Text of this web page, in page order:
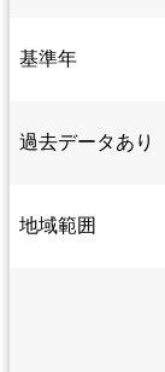
基準年
過去データあり
地域範囲